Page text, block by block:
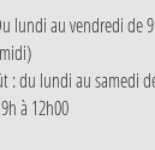
lundi au vendredi de
: du lundi au samedi
à 12h00